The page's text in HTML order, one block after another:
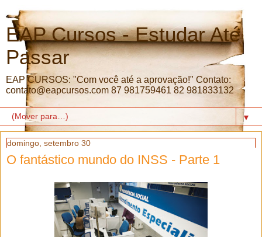
EAP Cursos - Estudar Até
Passar
EAP CURSOS: "Com você até a aprovação!" Contato:
contato@eapcursos.com 87 981759461 82 981833132
▼
domingo, setembro 30
O fantástico mundo do INSS - Parte 1